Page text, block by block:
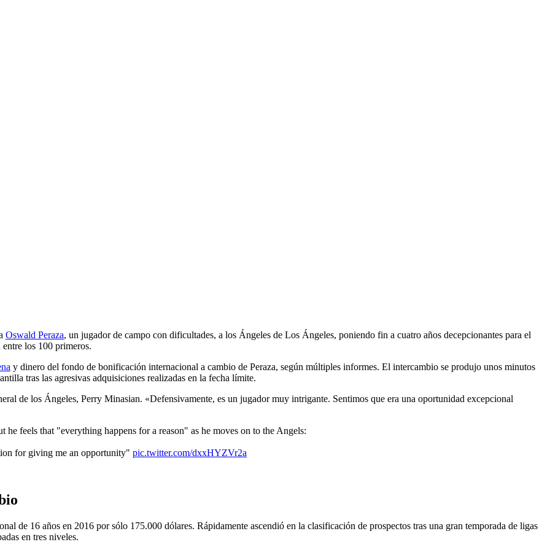
Oswald Peraza, un jugador de campo con dificultades, a los Ángeles de Los Ángeles, poniendo fin a cuatro años decepcionantes para el
los 100 primeros.
y dinero del fondo de bonificación internacional a cambio de Peraza, según múltiples informes. El intercambio se produjo unos minutos
tras las agresivas adquisiciones realizadas en la fecha límite.
de los Ángeles, Perry Minasian. «Defensivamente, es un jugador muy intrigante. Sentimos que era una oportunidad excepcional
he feels that "everything happens for a reason" as he moves on to the Angels:
for giving me an opportunity" pic.twitter.com/dxxHYZVr2a
de 16 años en 2016 por sólo 175.000 dólares. Rápidamente ascendió en la clasificación de prospectos tras una gran temporada de ligas
en tres niveles.